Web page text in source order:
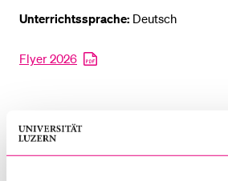
Unterrichtssprache: Deutsch
Flyer 2026
Worum es im Kern geht